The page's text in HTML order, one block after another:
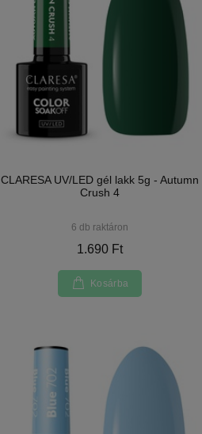
CLARESA UV/LED gél lakk 5g - Autumn
Crush 4
6 db raktáron
1.690 Ft
Kosárba